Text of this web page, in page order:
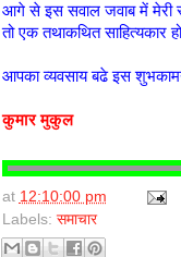
आगे से इस सवाल जवाब में मेरी
तो एक तथाकथित
आपका व्‍यवसाय बढे इस
कुमार मुकुल
at 12:10:00 pm
Labels: समाचार